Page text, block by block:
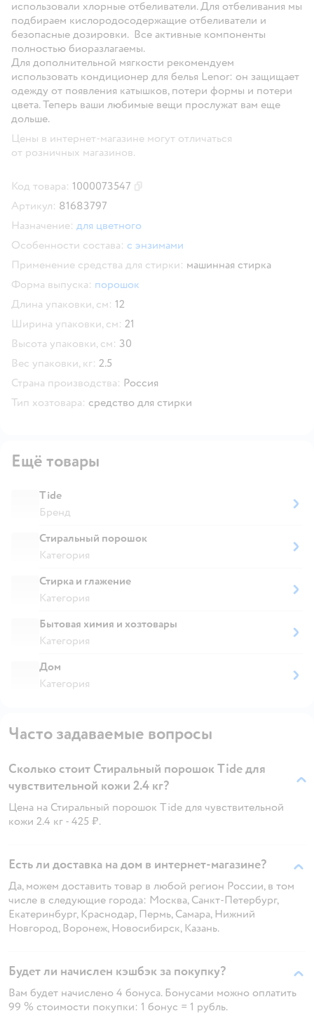
использовали хлорные отбеливатели. Для отбеливания мы
подбираем кислородосодержащие отбеливатели и
безопасные дозировки. Все активные компоненты
полностью биоразлагаемы.
Для дополнительной мягкости рекомендуем
использовать кондиционер для белья Lenor: он защищает
одежду от появления катышков, потери формы и потери
цвета. Теперь ваши любимые вещи прослужат вам еще
дольше.
Цены в интернет-магазине могут отличаться
от розничных магазинов.
Код товара: 1000073547
Артикул: 81683797
Назначение: для цветного
Особенности состава: с энзимами
Применение средства для стирки: машинная стирка
Форма выпуска: порошок
Длина упаковки, см: 12
Ширина упаковки, см: 21
Высота упаковки, см: 30
Вес упаковки, кг: 2.5
Страна производства: Россия
Тип хозтовара: средство для стирки
Ещё товары
Tide
Бренд
Стиральный порошок
Категория
Стирка и глажение
Категория
Бытовая химия и хозтовары
Категория
Дом
Категория
Часто задаваемые вопросы
Сколько стоит Стиральный порошок Tide для
чувствительной кожи 2.4 кг?
Цена на Стиральный порошок Tide для чувствительной
кожи 2.4 кг - 425 ₽.
Есть ли доставка на дом в интернет-магазине?
Да, можем доставить товар в любой регион России, в том
числе в следующие города: Москва, Санкт-Петербург,
Екатеринбург, Краснодар, Пермь, Самара, Нижний
Новгород, Воронеж, Новосибирск, Казань.
Будет ли начислен кэшбэк за покупку?
Вам будет начислено 4 бонуса. Бонусами можно оплатить
99 % стоимости покупки: 1 бонус = 1 рубль.